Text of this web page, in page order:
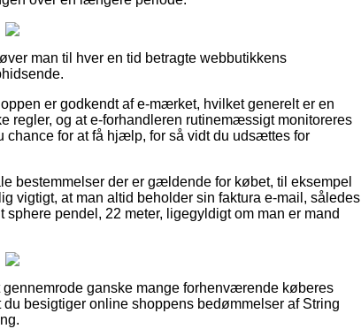
man til hver en tid betragte webbutikkens
er godkendt af e-mærket, hvilket generelt er en
regler, og at e-forhandleren rutinemæssigt monitoreres
for at få hjælp, for så vidt du udsættes for
bestemmelser der er gældende for købet, til eksempel
vigtigt, at man altid beholder sin faktura e-mail, således
pendel, 22 meter, ligegyldigt om man er mand
ganske mange forhenværende køberes
besigtiger online shoppens bedømmelser af String